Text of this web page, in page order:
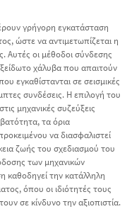
γρήγορη εγκατάσταση
ώστε να αντιμετωπίζεται η
Αυτές οι μέθοδοι σύνδεσης
χάλυβα που απαιτούν
εγκαθίστανται σε σεισμικές
συνδέσεις. Η επιλογή του
μηχανικές συζεύξεις
τα όρια
να διασφαλιστεί
ζωής του σχεδιασμού του
των μηχανικών
καθοδηγεί την κατάλληλη
όπου οι ιδιότητές τους
σε κίνδυνο την αξιοπιστία.